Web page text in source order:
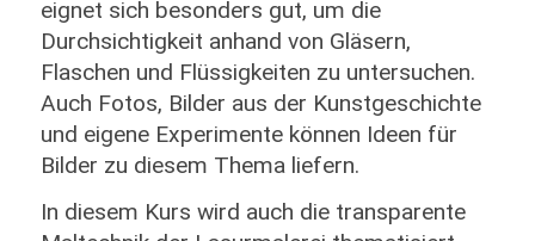
eignet sich besonders gut, um die
Durchsichtigkeit anhand von Gläsern,
Flaschen und Flüssigkeiten zu untersuchen.
Auch Fotos, Bilder aus der Kunstgeschichte
und eigene Experimente können Ideen für
Bilder zu diesem Thema liefern.
In diesem Kurs wird auch die transparente